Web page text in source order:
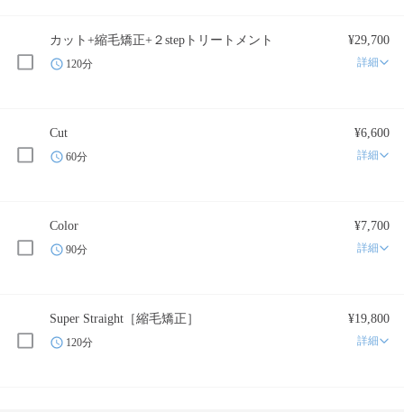
カット+縮毛矯正+２stepトリートメント ¥29,700
120分 詳細
Cut ¥6,600
60分 詳細
Color ¥7,700
90分 詳細
Super Straight［縮毛矯正］ ¥19,800
120分 詳細